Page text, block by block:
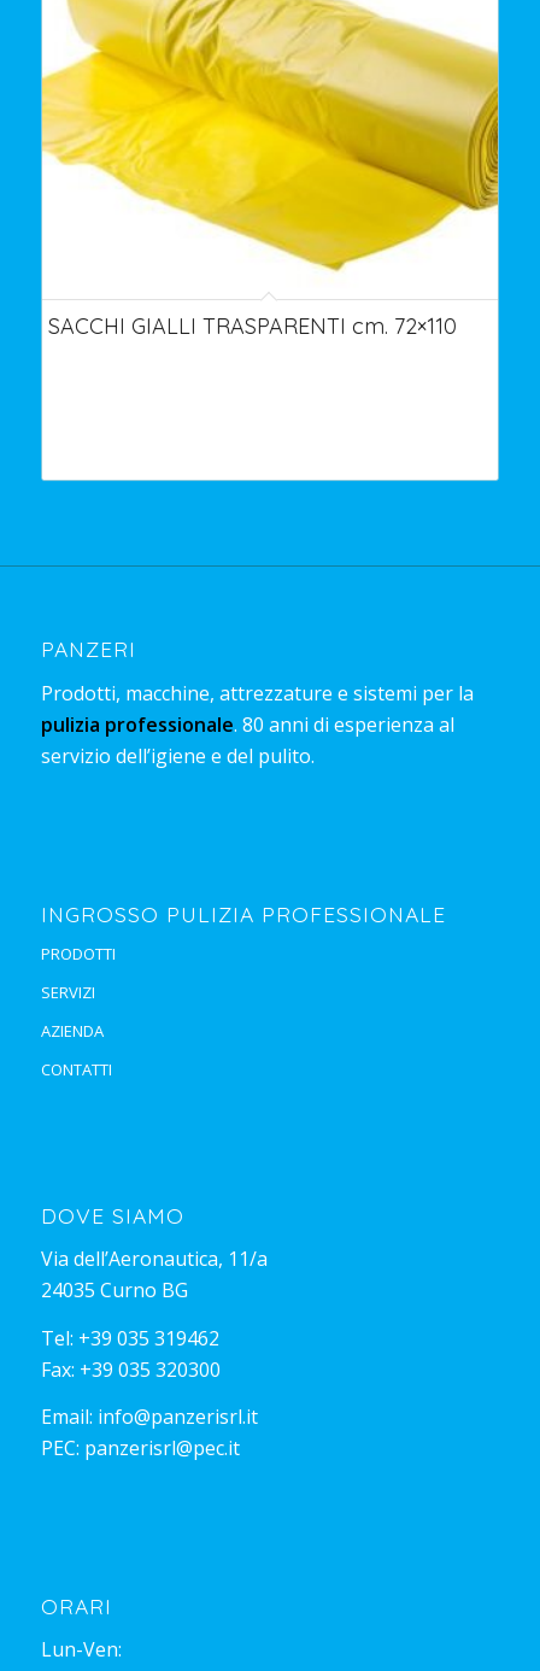
SACCHI GIALLI TRASPARENTI cm. 72×110
PANZERI
Prodotti, macchine, attrezzature e sistemi per la
pulizia professionale. 80 anni di esperienza al
servizio dell’igiene e del pulito.
INGROSSO PULIZIA PROFESSIONALE
PRODOTTI
SERVIZI
AZIENDA
CONTATTI
DOVE SIAMO
Via dell’Aeronautica, 11/a
24035 Curno BG
Tel: +39 035 319462
Fax: +39 035 320300
Email: info@panzerisrl.it
PEC: panzerisrl@pec.it
ORARI
Lun-Ven: